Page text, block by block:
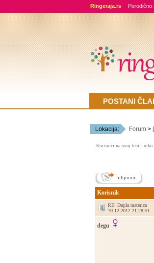
Ringeraja.rs Porodično
Lokacija: Forum>
Korisnici na ovoj temi: niko
Korisnik
RE: Dupla materica
10.12.2012 21:28:51
degu
POSTANI